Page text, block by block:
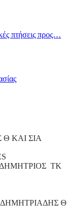
πτήσεις προς…
ΚΑΙ ΣΙΑ
ΔΗΜΗΤΡΙΟΣ ΤΚ
ΔΗΜΗΤΡΙΑΔΗΣ Θ